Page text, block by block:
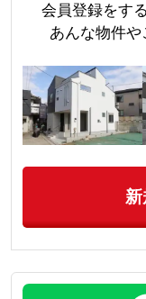
会員登録をす
あんな物件